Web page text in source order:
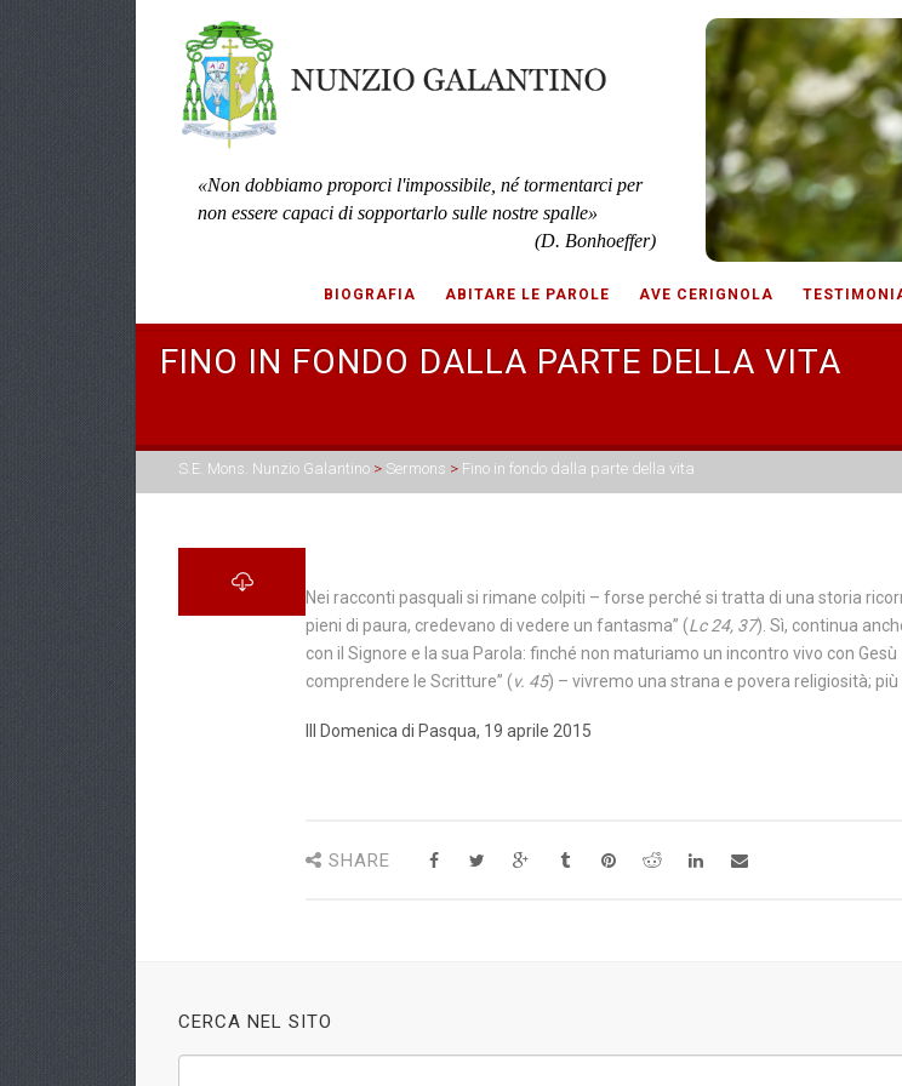
«Non dobbiamo proporci l'impossibile, né tormentarci per
non essere capaci di sopportarlo sulle nostre spalle»
(D. Bonhoeffer)
BIOGRAFIA ABITARE LE PAROLE AVE CERIGNOLA
FINO IN FONDO DALLA PARTE DELLA VITA
S.E. Mons. Nunzio Galantino > Sermons > Fino in fondo dalla parte della vita
Nei racconti pasquali si rimane colpiti – forse perché si tratta di una storia
pieni di paura, credevano di vedere un fantasma” (Lc 24, 37). Sì, continua
con il Signore e la sua Parola: finché non maturiamo un incontro vivo con
comprendere le Scritture” (v. 45) – vivremo una strana e povera religiosità; più
III Domenica di Pasqua, 19 aprile 2015
SHARE
CERCA NEL SITO